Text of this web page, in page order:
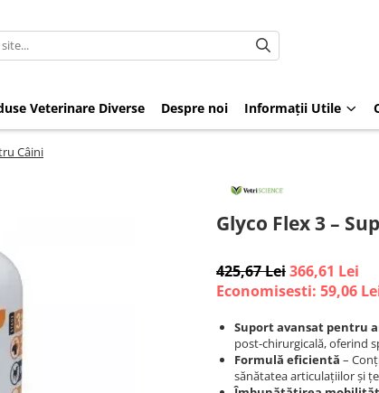
Veterinare Diverse Despre noi Informații Utile
Câini
Glyco Flex 3 –
425,67 Lei366,61 Lei
Economisesti: 59,06
Suport avansat pentru
post-chirurgicală, oferind
Formulă eficientă –
sănătatea articulațiilor și